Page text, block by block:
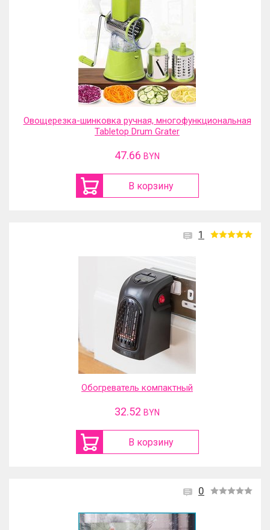
Овощерезка-шинковка ручная, многофункциональная
Tabletop Drum Grater
47.66 BYN
В корзину
1
Обогреватель компактный
32.52 BYN
В корзину
0